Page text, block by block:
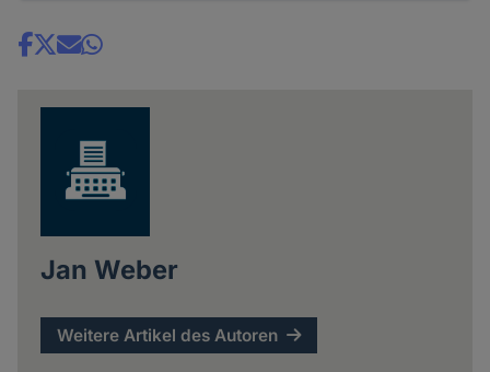
Share
Jan Weber
Weitere Artikel des Autoren